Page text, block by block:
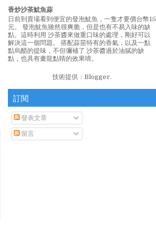
香炒沙茶魷魚蒜
日前到賣場看到便宜的發泡魷魚，一隻才要價台幣15
元。 發泡魷魚雖然很爽脆，但是也有不易入味的缺
點。這時利用 沙茶醬來做重口味的處理，剛好可以
解決這一個問題。 搭配蒜苗特有的香氣，以及一點
點烏醋的提味，不但彌補了 沙茶醬過於油膩的缺
點，也具有畫龍點睛的效果唷。
技術提供： Blogger.
訂閱
發表文章
留言